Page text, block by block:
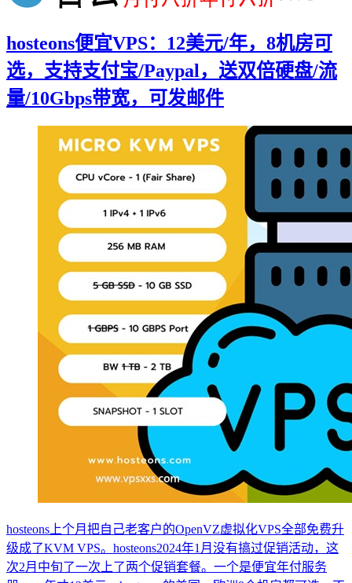
hosteons便宜VPS：12美元/年，8机房可
选，支持支付宝/Paypal，送双倍硬盘/流
量/10Gbps带宽，可发邮件
hosteons上个月把自己老客户的OpenVZ虚拟化VPS全部免费升
级成了KVM VPS。hosteons2024年1月没有搞过促销活动，这
次2月中旬了一次上了两个促销套餐。一个是便宜年付服务